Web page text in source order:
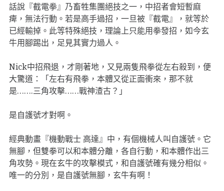
話說『截電拳』乃畜牲集團絕技之一，中招者會短暫麻
痺，無法行動。若是高手過招，一旦被『截電』，就等於
已經輸掉。此等特殊絕技，理論上只能用拳發招，如今玄
牛用腳踢出，足見其實力過人。
Nick中招飛退，才剛著地，又見兩隻飛拳從左右殺到，便
大驚道：「左右有飛拳，本體又從正面衝來，那不就
是…….三角攻擊……戰神渣古？」
是自護號才對啊。
經典動畫『機動戰士 高達』中，有個機械人叫自護號。它
無腳，但雙拳可以和本體分離，各自行動，和本體作出三
角攻勢。現在玄牛的攻擊模式，和自護號確有幾分相似。
唯一的分別，是自護號無腳，玄牛有啊！